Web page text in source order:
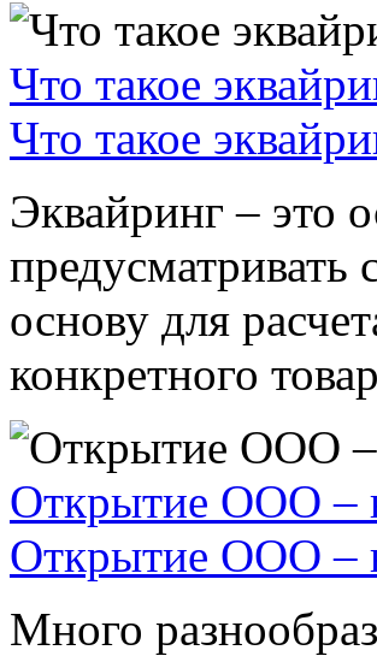
Что такое
Что такое
Эквайринг – это
основу для
конкретного
Открытие ООО –
Открытие ООО –
Много